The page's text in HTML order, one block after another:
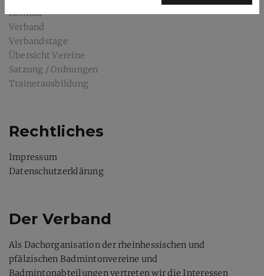
Kontakt
Verband
Verbandstage
Übersicht Vereine
Satzung / Ordnungen
Trainerausbildung
Rechtliches
Impressum
Datenschutzerklärung
Der Verband
Als Dachorganisation der rheinhessischen und
pfälzischen Badmintonvereine und
Badmintonabteilungen vertreten wir die Interessen